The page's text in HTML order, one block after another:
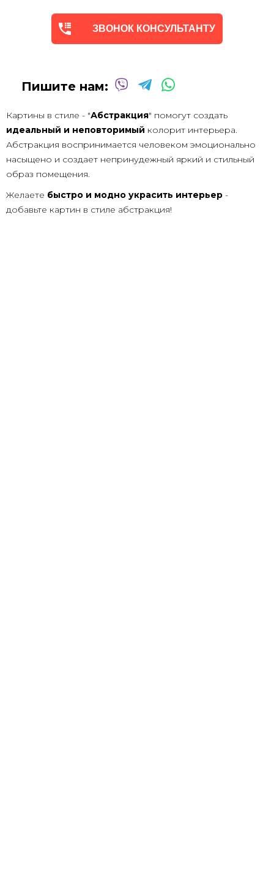
ЗВОНОК КОНСУЛЬТАНТУ
Пишите нам:
Картины в стиле - "Абстракция" помогут создать
идеальный и неповторимый колорит интерьера.
Абстракция воспринимается человеком эмоционально
насыщено и создает непринудежный яркий и стильный
образ помещения.
Желаете быстро и модно украсить интерьер -
добавьте картин в стиле абстракция!